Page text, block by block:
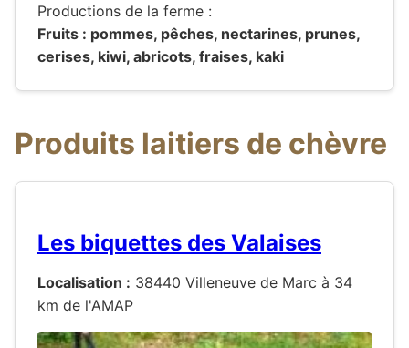
Productions de la ferme :
Fruits : pommes, pêches, nectarines, prunes,
cerises, kiwi, abricots, fraises, kaki
Produits laitiers de chèvre
Les biquettes des Valaises
Localisation : 38440 Villeneuve de Marc à 34
km de l'AMAP